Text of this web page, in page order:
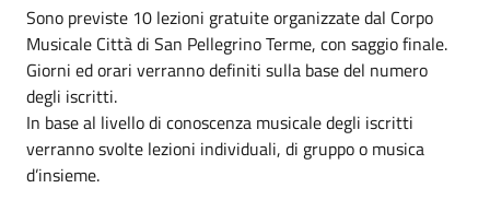
Sono previste 10 lezioni gratuite organizzate dal Corpo
Musicale Città di San Pellegrino Terme, con saggio finale.
Giorni ed orari verranno definiti sulla base del numero
degli iscritti.
In base al livello di conoscenza musicale degli iscritti
verranno svolte lezioni individuali, di gruppo o musica
d’insieme.